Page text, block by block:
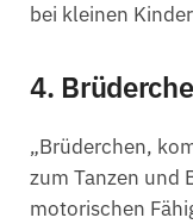
bei kleinen
4.
„Brüderchen,
zum Tanzen und
motorischen